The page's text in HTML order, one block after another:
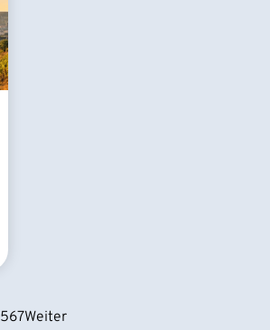
567Weiter